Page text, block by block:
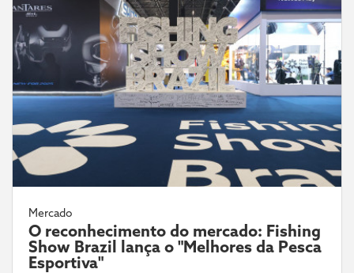
Mercado
O reconhecimento do mercado: Fishing
Show Brazil lança o "Melhores da Pesca
Esportiva"